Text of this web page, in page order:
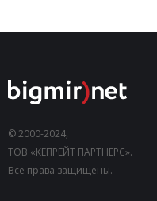
© 2000-2024,
ТОВ «КЕПРЕЙТ ПАРТНЕРС».
Все права защищены.